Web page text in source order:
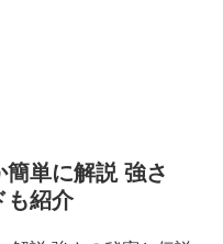
単に解説 強さ
も紹介